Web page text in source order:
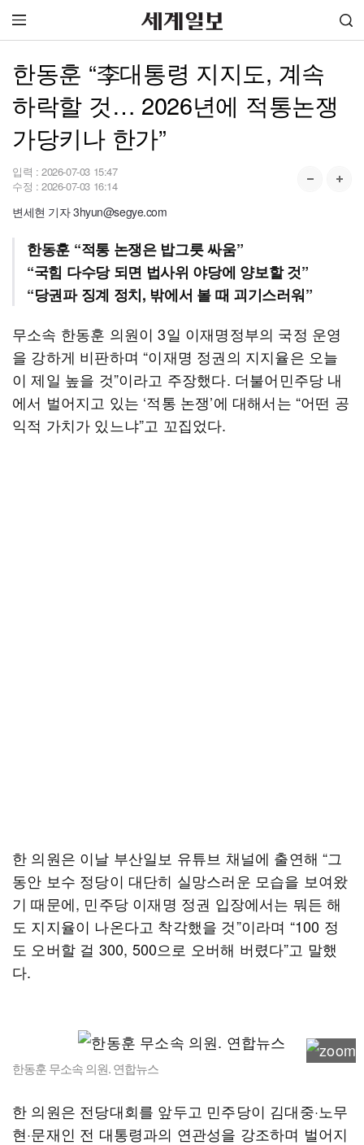
한동훈 “李대통령 지지도, 계속
하락할 것… 2026년에 적통논쟁
가당키나 한가”
입력 : 2026-07-03 15:47
수정 : 2026-07-03 16:14
변세현 기자 3hyun@segye.com
한동훈 “적통 논쟁은 밥그릇 싸움”
“국힘 다수당 되면 법사위 야당에 양보할 것”
“당권파 징계 정치, 밖에서 볼 때 괴기스러워”
무소속 한동훈 의원이 3일 이재명정부의 국정 운영
을 강하게 비판하며 “이재명 정권의 지지율은 오늘
이 제일 높을 것”이라고 주장했다. 더불어민주당 내
에서 벌어지고 있는 ‘적통 논쟁’에 대해서는 “어떤 공
익적 가치가 있느냐”고 꼬집었다.
한 의원은 이날 부산일보 유튜브 채널에 출연해 “그
동안 보수 정당이 대단히 실망스러운 모습을 보여왔
기 때문에, 민주당 이재명 정권 입장에서는 뭐든 해
도 지지율이 나온다고 착각했을 것”이라며 “100 정
도 오버할 걸 300, 500으로 오버해 버렸다”고 말했
다.
한동훈 무소속 의원. 연합뉴스
한 의원은 전당대회를 앞두고 민주당이 김대중·노무
현·문재인 전 대통령과의 연관성을 강조하며 벌어지